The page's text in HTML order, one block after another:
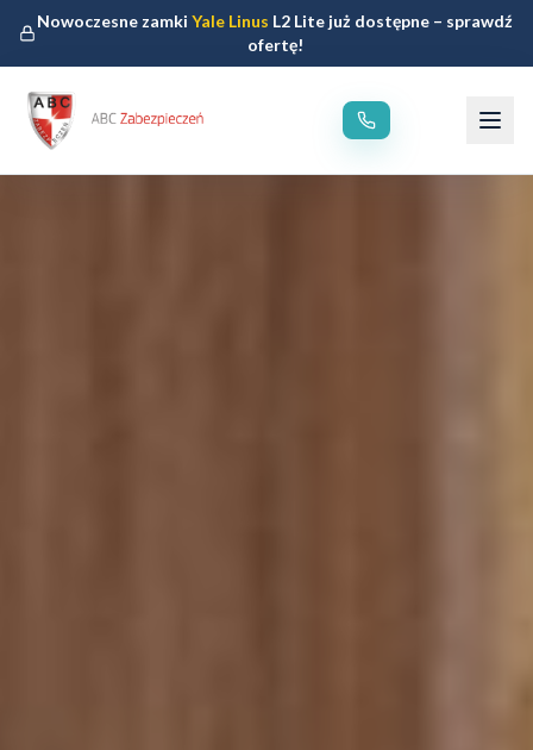
Nowoczesne zamkiYale Linus L2 Lite już dostępne – sprawdź
ofertę!